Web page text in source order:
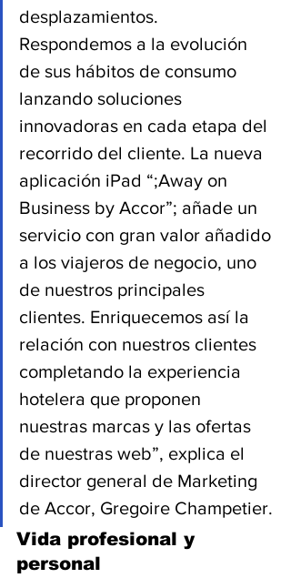
desplazamientos.
Respondemos a la evolución
de sus hábitos de consumo
lanzando soluciones
innovadoras en cada etapa del
recorrido del cliente. La nueva
aplicación iPad “;Away on
Business by Accor”; añade un
servicio con gran valor añadido
a los viajeros de negocio, uno
de nuestros principales
clientes. Enriquecemos así la
relación con nuestros clientes
completando la experiencia
hotelera que proponen
nuestras marcas y las ofertas
de nuestras web”, explica el
director general de Marketing
de Accor, Gregoire Champetier.
Vida profesional y
personal